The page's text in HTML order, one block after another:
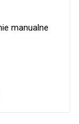
manualne